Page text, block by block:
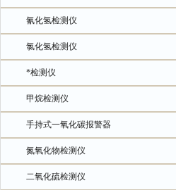
氰化氢检测仪
氯化氢检测仪
*检测仪
甲烷检测仪
手持式一氧化碳报警器
氮氧化物检测仪
二氧化硫检测仪